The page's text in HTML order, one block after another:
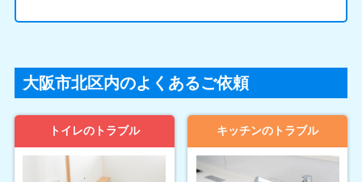
大阪市北区内のよくあるご依頼
トイレのトラブル キッチンのトラブル